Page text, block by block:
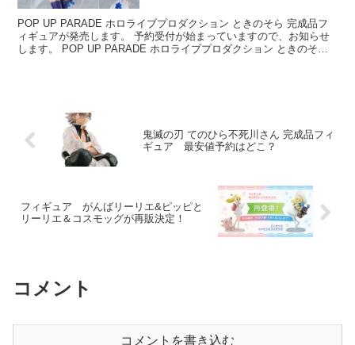
POP UP PARADE ホロライブプロダクション ときのそら 完成品フ
ィギュアが発売します。 予約受付が始まっていますので、お知らせ
します。 POP UP PARADE ホロライブプロダクション ときのそら
鬼滅の刃 てのひら不死川さん 完成品フィ
ギュア 最安値予約はどこ？
フィギュア がんばリーリエ&ピッピと
リーリエ＆コスモッグが再販決定！
コメント
コメントを書き込む